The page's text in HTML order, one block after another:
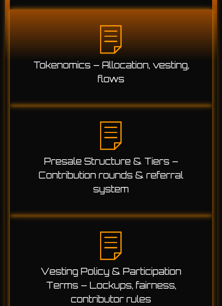
Tokenomics – Allocation, vesting,
flows
Presale Structure & Tiers –
Contribution rounds & referral
system
Vesting Policy & Participation
Terms – Lockups, fairness,
contributor rules